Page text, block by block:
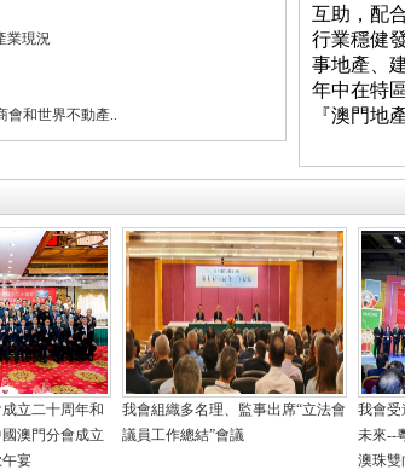
業現況
會和世界不動產..
互助，配
行業穩健
事地產、
年中在特
『澳門地
立二十周年和
澳門分會成立
宴
我會組織多名理、監事出席“立法會
議員工作總結”會議
我會受
未來--
澳珠雙